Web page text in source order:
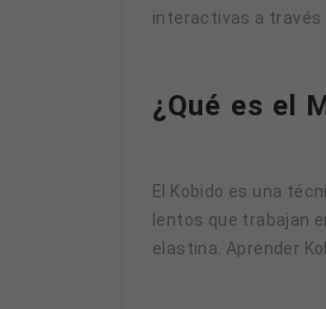
interactivas a través
¿Qué es el
El Kobido es una
lentos que trabajan
elastina. Aprender